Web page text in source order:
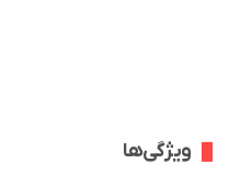
ویژگی‌ها